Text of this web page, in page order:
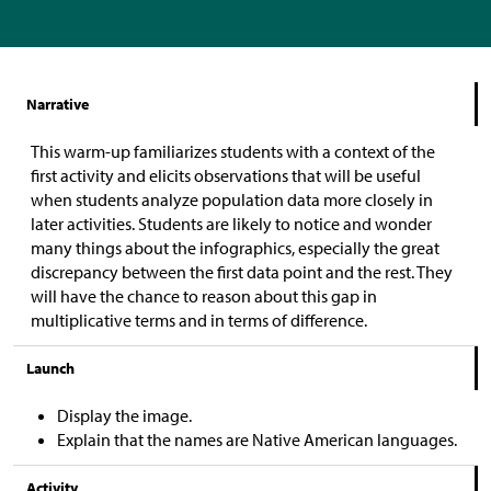
Narrative
This warm-up familiarizes students with a context of the
first activity and elicits observations that will be useful
when students analyze population data more closely in
later activities. Students are likely to notice and wonder
many things about the infographics, especially the great
discrepancy between the first data point and the rest. They
will have the chance to reason about this gap in
multiplicative terms and in terms of difference.
Launch
Display the image.
Explain that the names are Native American languages.